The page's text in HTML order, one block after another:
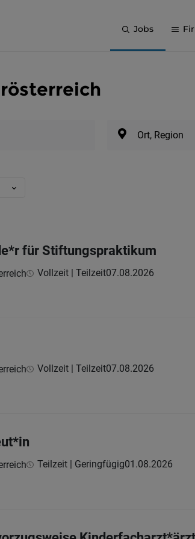
Jobs
Ort, Region
für Stiftungspraktikum
Vollzeit | Teilzeit07.08.2026
Vollzeit | Teilzeit07.08.2026
Teilzeit | Geringfügig01.08.2026